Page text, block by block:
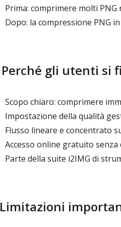
Prima: comprimere molti
Dopo: la compressione PNG
Perché gli utenti si
Scopo chiaro: comprimere
Impostazione della qualità
Flusso lineare e concentrato
Accesso online gratuito
Parte della suite i2IMG di
Limitazioni